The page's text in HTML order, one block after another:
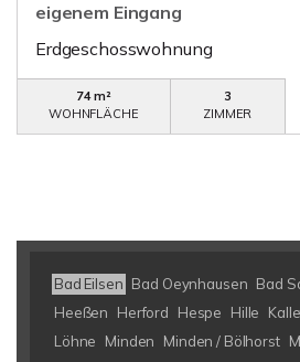
eigenem Eingang
Erdgeschosswohnung
74 m²
WOHNFLÄCHE
3
ZIMMER
Bad Eilsen Bad Oeynhausen Bad
Heeßen
Herford Hespe Hille
Löhne
Minden Minden / Bölhorst